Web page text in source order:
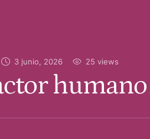
3 junio, 2026 25 views
humano